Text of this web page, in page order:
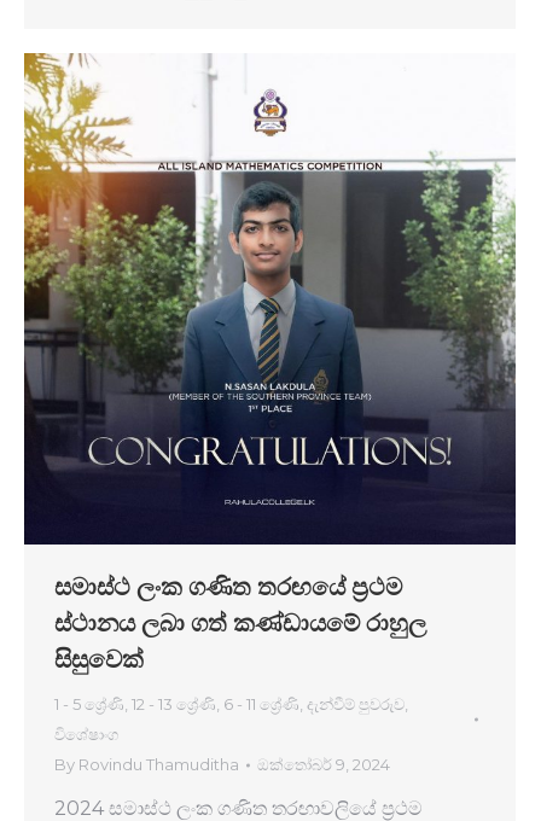
සමාස්ථ ලංක ගණිත තරඟයේ ප්‍රථම
ස්ථානය ලබා ගත් කණ්ඩායමේ රාහුල
සිසුවෙක්
1 - 5 ශ්‍රේණි 12 - 13 ශ්‍රේණි 6 - 11 ශ්‍රේණි දැන්වීම් පුවරුව
විශේෂාංග
By Rovindu Thamuditha ඔක්තෝබර් 9, 2024
2024 සමාස්ථ ලංක ගණිත තරඟාවලියේ ප්‍රථම